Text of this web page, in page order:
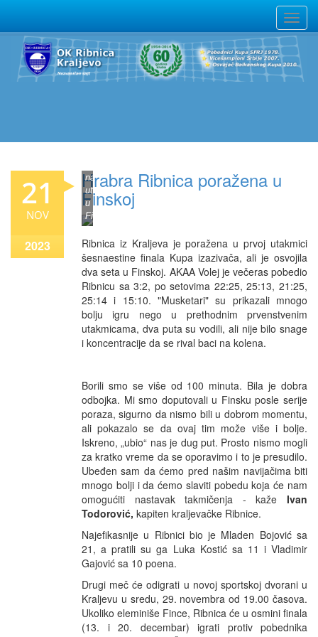
21
NOV
2023
Hrabra Ribnica poražena u
Finskoj
na
utakmici
u
Finskoj
Ribnica iz Kraljeva je poražena u prvoj utakmici
šesnaestine finala Kupa izazivača, ali je osvojila
dva seta u Finskoj. AKAA Volej je večeras pobedio
Ribnicu sa 3:2, po setovima 22:25, 25:13, 21:25,
25:14 i 15:10. "Musketari" su prikazali mnogo
bolju igru nego u prethodnim prvenstvenim
utakmicama, dva puta su vodili, ali nije bilo snage
i koncentracije da se rival baci na kolena.
Borili smo se više od 100 minuta. Bila je dobra
odbojka. Mi smo doputovali u Finsku posle serije
poraza, sigurno da nismo bili u dobrom momentu,
ali pokazalo se da ovaj tim može više i bolje.
Iskreno, „ubio“ nas je dug put. Prosto nismo mogli
za kratko vreme da se oporavimo i to je presudilo.
Ubeđen sam da ćemo pred našim navijačima biti
mnogo bolji i da ćemo slaviti pobedu koja će nam
omogućiti nastavak takmičenja - kaže Ivan
Todorović, kapiten kraljevačke Ribnice.
Najefikasnije u Ribnici bio je Mladen Bojović sa
21, a pratili su ga Luka Kostić sa 11 i Vladimir
Gajović sa 10 poena.
Drugi meč će odigrati u novoj sportskoj dvorani u
Kraljevu u sredu, 29. novembra od 19.00 časova.
Ukoliko eleminiše Fince, Ribnica će u osmini finala
(13. i 20. decembar) igrati protiv pobednika